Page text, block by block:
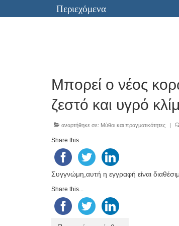
Περιεχόμενα
Μπορεί ο νέος
ζεστό και υγρό
αναρτήθηκε σε: Μύθοι και πραγματικότητες |
Share this...
Συγγνώμη,αυτή η εγγραφή είναι
Share this...